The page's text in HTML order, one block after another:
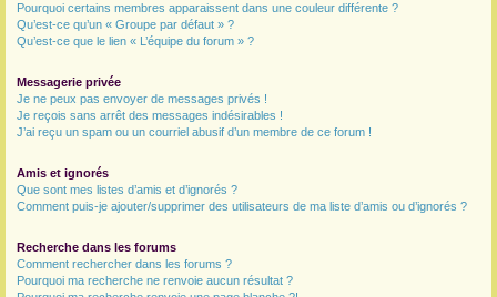
Pourquoi certains membres apparaissent dans une couleur différente ?
Qu’est-ce qu’un « Groupe par défaut » ?
Qu’est-ce que le lien « L’équipe du forum » ?
Messagerie privée
Je ne peux pas envoyer de messages privés !
Je reçois sans arrêt des messages indésirables !
J’ai reçu un spam ou un courriel abusif d’un membre de ce forum !
Amis et ignorés
Que sont mes listes d’amis et d’ignorés ?
Comment puis-je ajouter/supprimer des utilisateurs de ma liste d’amis ou d’ignorés ?
Recherche dans les forums
Comment rechercher dans les forums ?
Pourquoi ma recherche ne renvoie aucun résultat ?